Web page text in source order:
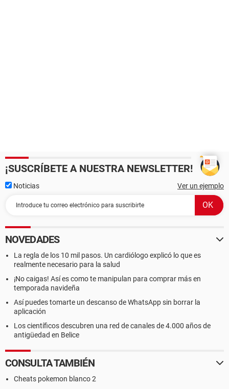
¡SUSCRÍBETE A NUESTRA NEWSLETTER!
Noticias Ver un ejemplo
NOVEDADES
La regla de los 10 mil pasos. Un cardiólogo explicó lo que es
realmente necesario para la salud
¡No caigas! Así es como te manipulan para comprar más en
temporada navideña
Así puedes tomarte un descanso de WhatsApp sin borrar la
aplicación
Los científicos descubren una red de canales de 4.000 años de
antigüedad en Belice
CONSULTA TAMBIÉN
Cheats pokemon blanco 2